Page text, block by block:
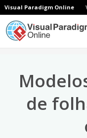
Visual Paradigm Online
de